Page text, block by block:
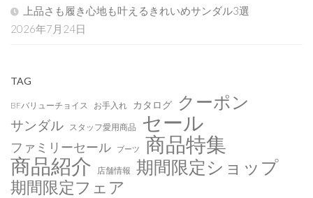
上品さも履き心地も叶えるきれいめサンダル3選
2026年7月24日
TAG
BFバリューチョイス お手入れ カタログ クーポン
サンダル スタッフ愛用商品 セール
ファミリーセール ブーツ 商品特集
商品紹介 店舗情報 期間限定ショップ
期間限定フェア